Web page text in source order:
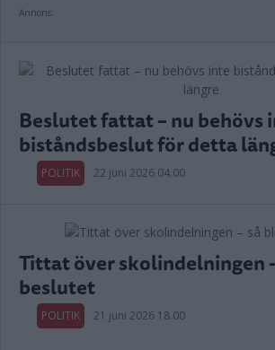
Annons:
Beslutet fattat – nu behövs
biståndsbeslut för detta
POLITIK 22 juni 2026 04.00
Tittat över skolindelningen
beslutet
POLITIK 21 juni 2026 18.00